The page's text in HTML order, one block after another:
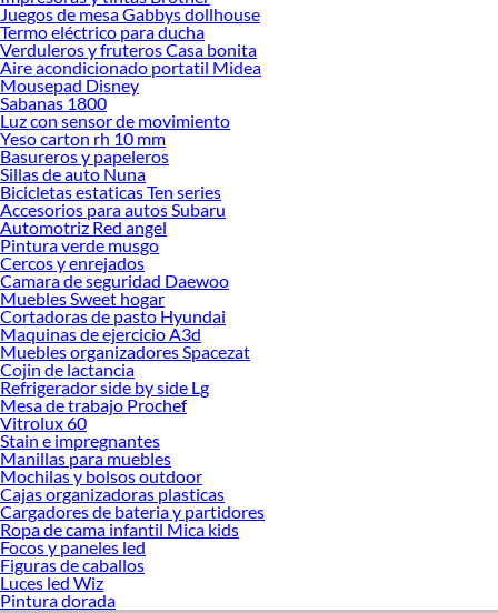
Herramientas, materiales y accesorios de calidad para tus proyectos y
renovación de espacios. ¡Visítanos y descubre todo lo que tenemos para
ofrecerte!
Encuentra una amplia variedad de productos de Decoración Infantil en
Sodimac. Encuentra todo lo necesario para tus proyectos de renovación y
decoración. ¡Visítanos y haz tus ideas realidad!
Juegos de mesa Gabbys dollhouse
Termo eléctrico para ducha
Verduleros y fruteros Casa bonita
Aire acondicionado portatil Midea
Mousepad Disney
Sabanas 1800
Luz con sensor de movimiento
Yeso carton rh 10 mm
Basureros y papeleros
Sillas de auto Nuna
Bicicletas estaticas Ten series
Accesorios para autos Subaru
Automotriz Red angel
Pintura verde musgo
Cercos y enrejados
Camara de seguridad Daewoo
Muebles Sweet hogar
Cortadoras de pasto Hyundai
Maquinas de ejercicio A3d
Muebles organizadores Spacezat
Cojin de lactancia
Refrigerador side by side Lg
Mesa de trabajo Prochef
Vitrolux 60
Stain e impregnantes
Manillas para muebles
Mochilas y bolsos outdoor
Cajas organizadoras plasticas
Cargadores de bateria y partidores
Ropa de cama infantil Mica kids
Focos y paneles led
Figuras de caballos
Luces led Wiz
Pintura dorada